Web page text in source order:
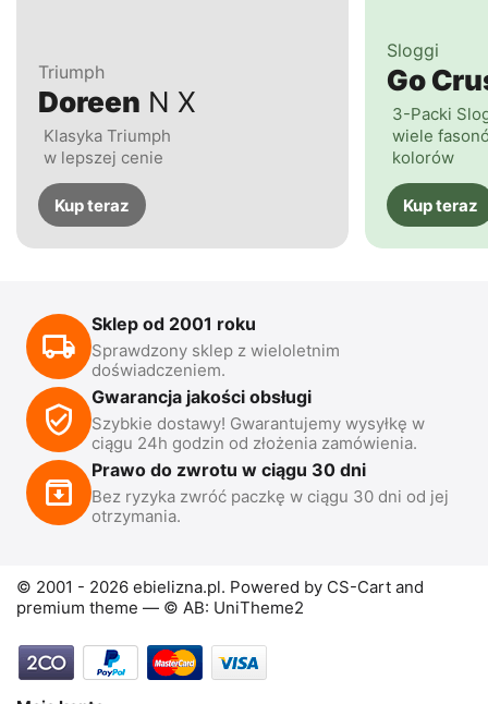
Triumph
Doreen N X
Klasyka Triumph
w lepszej cenie
Kup teraz
Sloggi
Go
3-Packi
wiele
kolorów
Kup teraz
Sklep od 2001 roku
Sprawdzony sklep z wieloletnim
doświadczeniem.
Gwarancja jakości obsługi
Szybkie dostawy! Gwarantujemy wysyłkę w
ciągu 24h godzin od złożenia zamówienia.
Prawo do zwrotu w ciągu 30 dni
Bez ryzyka zwróć paczkę w ciągu 30 dni od jej
otrzymania.
© 2001 - 2026 ebielizna.pl. Powered by CS-Cart and
premium theme — © AB: UniTheme2